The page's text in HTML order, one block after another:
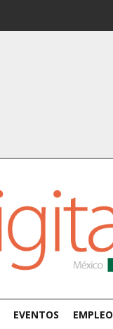
EVENTOS EMPLEO